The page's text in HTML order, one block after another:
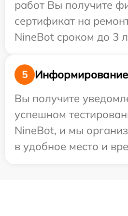
работ Вы получите
сертификат на
NineBot сроком до 3
5
Информирование
Вы получите
успешном
NineBot, и мы
в удобное место и